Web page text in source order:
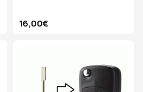
16,00€